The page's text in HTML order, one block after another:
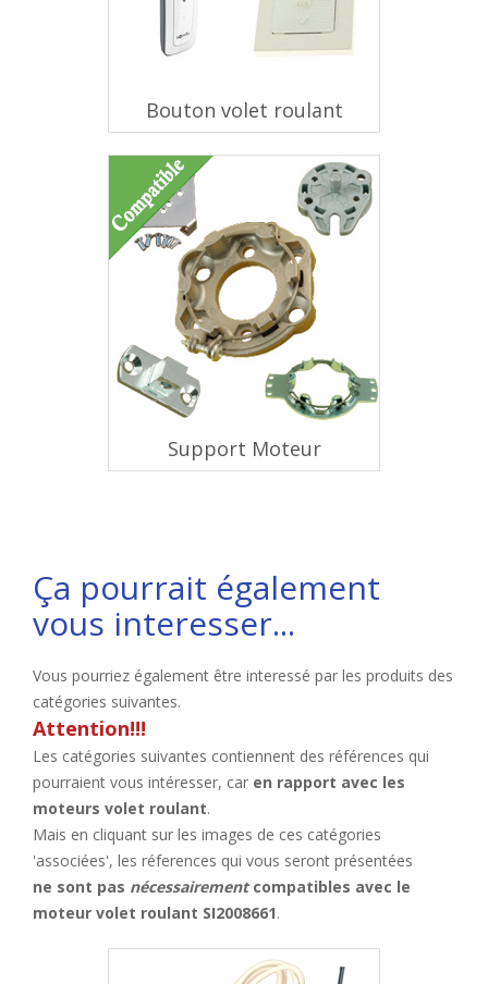
Bouton volet roulant
Support Moteur
Ça pourrait également
vous interesser...
Vous pourriez également être interessé par les produits des
catégories suivantes.
Attention!!!
Les catégories suivantes contiennent des références qui
pourraient vous intéresser, car en rapport avec les
moteurs volet roulant.
Mais en cliquant sur les images de ces catégories
'associées', les réferences qui vous seront présentées
ne sont pas nécessairementcompatibles avec le
moteur volet roulant SI2008661.